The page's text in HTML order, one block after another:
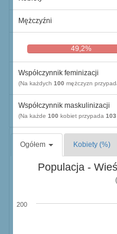
Mężczyźni
49,2%
Współczynnik feminizacji
(Na każdych 100 mężczyzn
Współczynnik maskulinizacji
(Na każde 100 kobiet przypada 103
Ogółem Kobiety (%)
Populacja -
200